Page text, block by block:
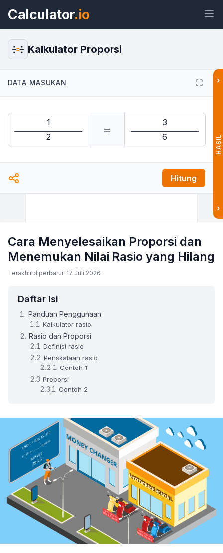
Calculator.io
Kalkulator Proporsi
DATA MASUKAN
=
Hitung
›
HASIL
›
Cara Menyelesaikan Proporsi dan
Menemukan Nilai Rasio yang Hilang
Terakhir diperbarui: 17 Juli 2026
Daftar Isi
Panduan Penggunaan
Kalkulator rasio
Rasio dan Proporsi
Definisi rasio
Penskalaan rasio
Contoh 1
Proporsi
Contoh 2